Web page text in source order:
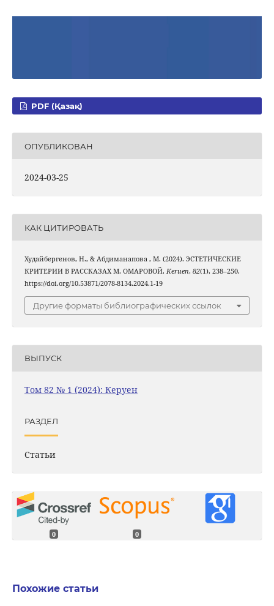
PDF (Қазақ)
ОПУБЛИКОВАН
2024-03-25
КАК ЦИТИРОВАТЬ
Худайбергенов, Н., & Абдиманапова , М. (2024). ЭСТЕТИЧЕСКИЕ
КРИТЕРИИ В РАССКАЗАХ М. ОМАРОВОЙ. Keruen, 82(1), 238–250.
https://doi.org/10.53871/2078-8134.2024.1-19
Другие форматы библиографических ссылок
ВЫПУСК
Том 82 № 1 (2024): Керуен
РАЗДЕЛ
Статьи
0 0
Похожие статьи